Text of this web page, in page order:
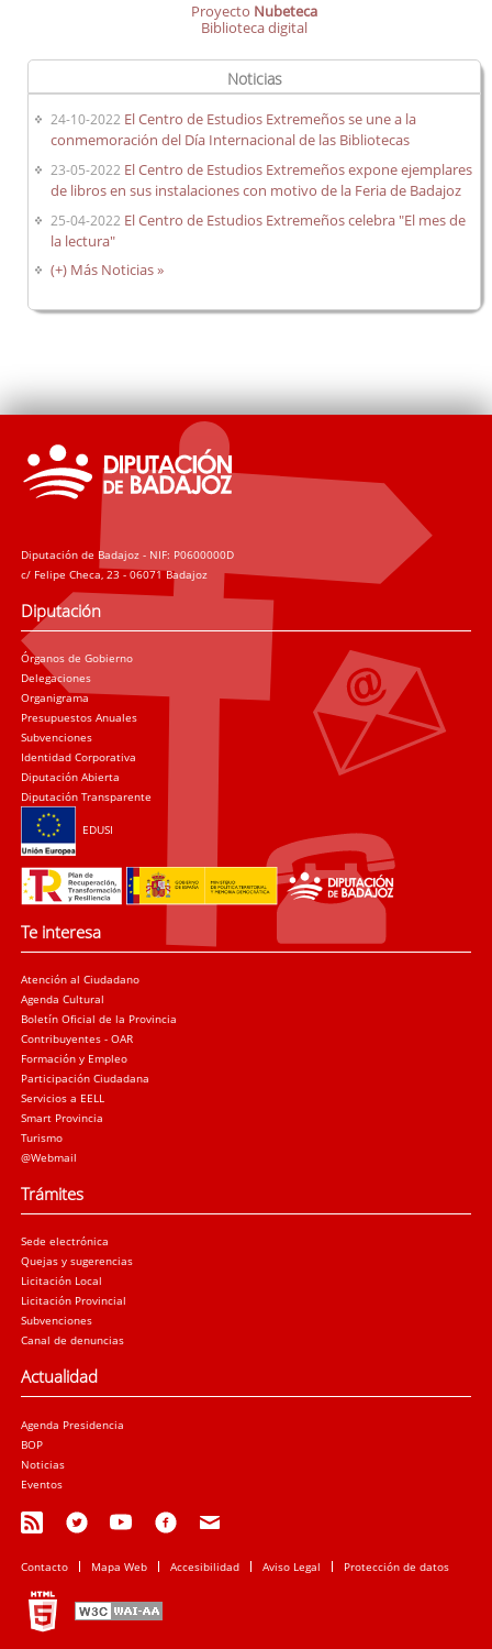
Proyecto Nubeteca
Biblioteca digital
Noticias
24-10-2022 El Centro de Estudios Extremeños se une a la
conmemoración del Día Internacional de las Bibliotecas
23-05-2022 El Centro de Estudios Extremeños expone ejemplares
de libros en sus instalaciones con motivo de la Feria de Badajoz
25-04-2022 El Centro de Estudios Extremeños celebra "El mes de
la lectura"
(+) Más Noticias »
Diputación de Badajoz - NIF: P0600000D
c/ Felipe Checa, 23 - 06071 Badajoz
Diputación
Órganos de Gobierno
Delegaciones
Organigrama
Presupuestos Anuales
Subvenciones
Identidad Corporativa
Diputación Abierta
Diputación Transparente
EDUSI
Te interesa
Atención al Ciudadano
Agenda Cultural
Boletín Oficial de la Provincia
Contribuyentes - OAR
Formación y Empleo
Participación Ciudadana
Servicios a EELL
Smart Provincia
Turismo
@Webmail
Trámites
Sede electrónica
Quejas y sugerencias
Licitación Local
Licitación Provincial
Subvenciones
Canal de denuncias
Actualidad
Agenda Presidencia
BOP
Noticias
Eventos
Contacto Mapa Web Accesibilidad Aviso Legal Protección de datos